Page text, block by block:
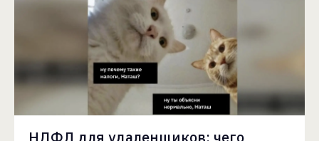
НДФЛ для удаленщиков: чего